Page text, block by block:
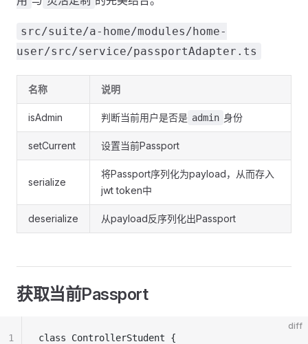
src/suite/a-home/modules/home-
user/src/service/passportAdapter.ts
名称 说明
isAdmin 判断当前用户是否是 admin 身份
setCurrent 设置当前Passport
serialize
将Passport序列化为payload，从而存入
jwt token中
deserialize 从payload反序列化出Passport
获取当前Passport
diff
class ControllerStudent {
1